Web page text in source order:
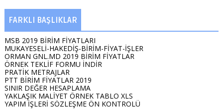
FARKLI BAŞLIKLAR
MSB 2019 BİRİM FİYATLARI
MUKAYESELİ-HAKEDİŞ-BİRİM-FİYAT-İŞLER
ORMAN GNL.MD 2019 BİRİM FİYATLAR
ÖRNEK TEKLİF FORMU İNDİR
PRATİK METRAJLAR
PTT BİRİM FİYATLAR 2019
SINIR DEĞER HESAPLAMA
YAKLAŞIK MALİYET ÖRNEK TABLO XLS
YAPIM İŞLERİ SÖZLEŞME ÖN KONTROLÜ